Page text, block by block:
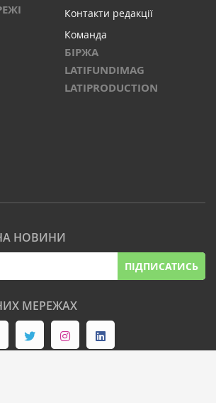
Контакти редакції
Команда
БІРЖА
LATIFUNDIMAG
LATIPRODUCTION
НОВИНИ
ПІДПИСАТИСЬ
МЕРЕЖАХ